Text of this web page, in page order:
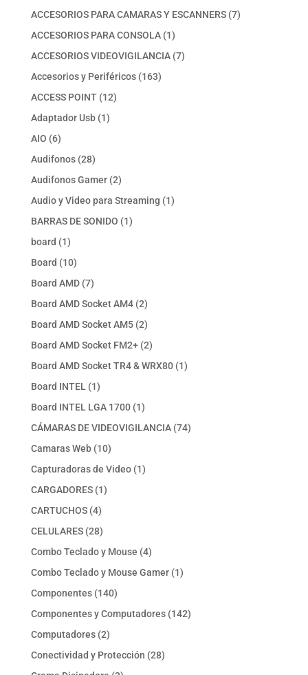
productos
ACCESORIOS PARA CAMARAS Y ESCANNERS 77
ACCESORIOS PARA CONSOLA 11
producto
ACCESORIOS VIDEOVIGILANCIA 77
Accesorios y Periféricos 163163
ACCESS POINT 1212
Adaptador Usb 11
AIO 66
productos
Audifonos 2828
productos
Audifonos Gamer 22
productos
Audio y Video para Streaming 11
BARRAS DE SONIDO 11
board 11
producto
Board 1010
productos
Board AMD 77
productos
Board AMD Socket AM4 22
productos
Board AMD Socket AM5 22
productos
Board AMD Socket FM2+ 22
productos
Board AMD Socket TR4 & WRX80 11
Board INTEL 11
producto
Board INTEL LGA 1700 11
producto
CÁMARAS DE VIDEOVIGILANCIA 7474
Camaras Web 1010
productos
Capturadoras de Video 11
CARGADORES 11
CARTUCHOS 44
productos
CELULARES 2828
productos
Combo Teclado y Mouse 44
productos
Combo Teclado y Mouse Gamer 11
Componentes 140140
productos
Componentes y Computadores 142142
Computadores 22
productos
Conectividad y Protección 2828